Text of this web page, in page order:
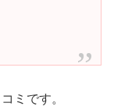
ミです。